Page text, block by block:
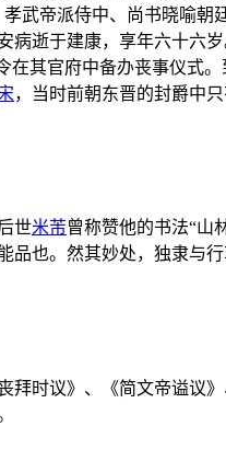
武帝派侍中、尚书晓喻
病逝于建康，享年六十
其官府中备办丧事仪式
，当时前朝东晋的封爵中
世米芾曾称赞他的书法“山
也。然其妙处，独隶与
时议》、《简文帝谥议